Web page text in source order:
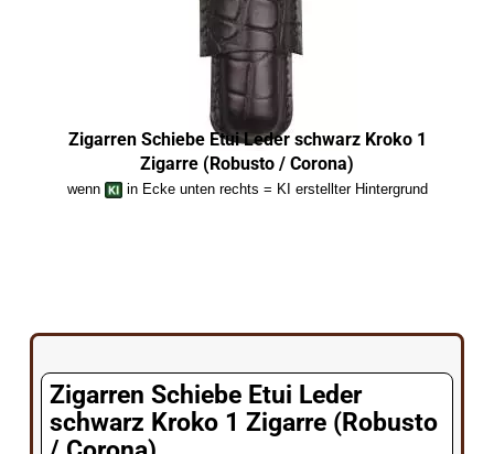
Zigarren Schiebe Etui Leder schwarz Kroko 1
Zigarre (Robusto / Corona)
wenn in Ecke unten rechts = KI erstellter Hintergrund
Zigarren Schiebe Etui Leder
schwarz Kroko 1 Zigarre (Robusto